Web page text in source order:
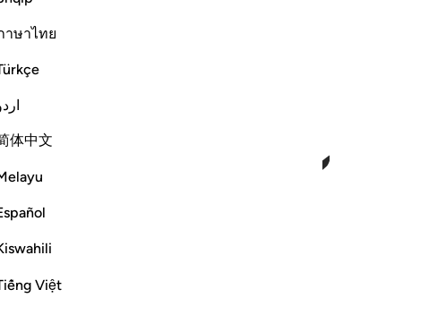
าษาไทย
体中文
Việt
ﱇ